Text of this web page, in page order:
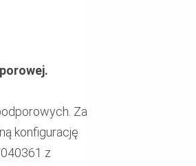
Za
konfigurację
z